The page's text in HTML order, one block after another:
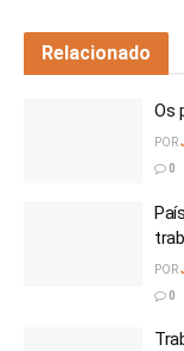
Relacionado
Os
POR
0
POR
0